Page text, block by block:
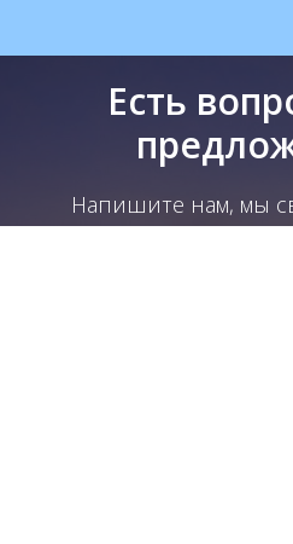
Есть
Напишите нам, мы
ответим на